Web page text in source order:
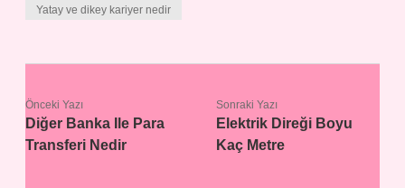
Yatay ve dikey kariyer nedir
Önceki Yazı
Diğer Banka Ile Para
Transferi Nedir
Sonraki Yazı
Elektrik Direği Boyu
Kaç Metre